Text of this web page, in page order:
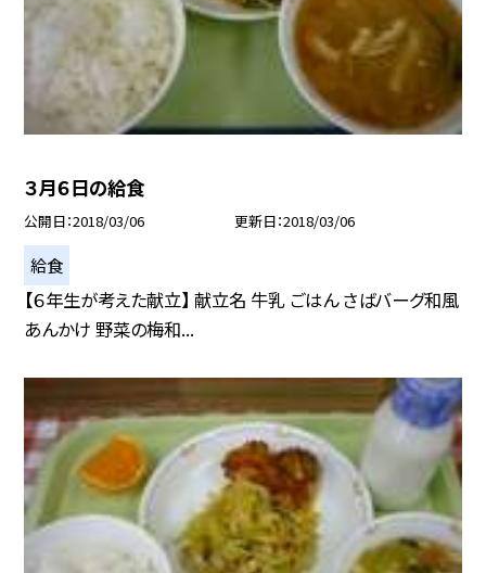
３月６日の給食
公開日 2018/03/06 更新日 2018/03/06
給食
【６年生が考えた献立】 献立名 牛乳 ごはん さばバーグ和風
あんかけ 野菜の梅和...